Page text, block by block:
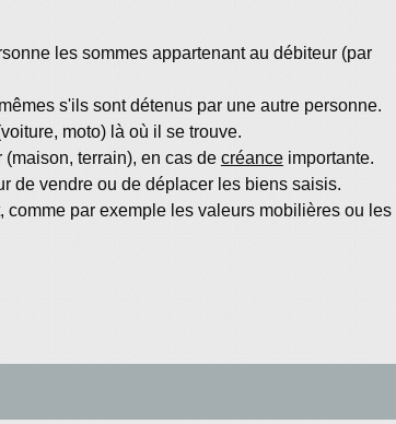
les sommes appartenant au débiteur (par
s'ils sont détenus par une autre personne.
moto) là où il se trouve.
terrain), en cas de créanceimportante.
de vendre ou de déplacer les biens saisis.
par exemple les valeurs mobilières ou les